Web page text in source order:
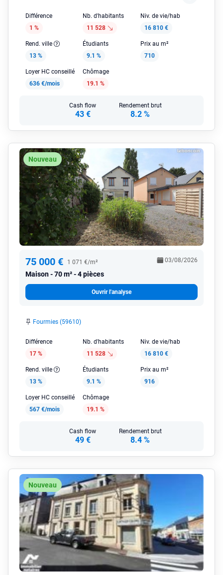
Différence
1 %
Nb. d'habitants
11 528
Niv. de vie/hab
16 810 €
Rend. ville
13 %
Étudiants
9.1 %
Prix au m²
710
Loyer HC conseillé
636 €/mois
Chômage
19.1 %
Cash flow
43 €
Rendement brut
8.2 %
Nouveau
75 000 € 1 071 €/m²
Maison 70 m² - 4 pièces
03/08/2026
Ouvrir l'analyse
Fourmies (59610)
Différence
17 %
Nb. d'habitants
11 528
Niv. de vie/hab
16 810 €
Rend. ville
13 %
Étudiants
9.1 %
Prix au m²
916
Loyer HC conseillé
567 €/mois
Chômage
19.1 %
Cash flow
49 €
Rendement brut
8.4 %
Nouveau